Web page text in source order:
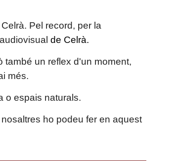
Pel record, per la
de Celrà.
també un reflex d'un moment,
més.
o espais naturals.
ho podeu fer en aquest